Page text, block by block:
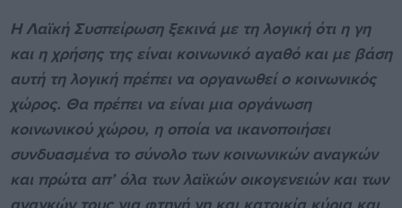
Η Λαϊκή Συσπείρωση ξεκινά με τη λογική ότι η γη
και η χρήσης της είναι κοινωνικό αγαθό και με βάση
αυτή τη λογική πρέπει να οργανωθεί ο κοινωνικός
χώρος. Θα πρέπει να είναι μια οργάνωση
κοινωνικού χώρου, η οποία να ικανοποιήσει
συνδυασμένα το σύνολο των κοινωνικών αναγκών
και πρώτα απ’ όλα των λαϊκών οικογενειών και των